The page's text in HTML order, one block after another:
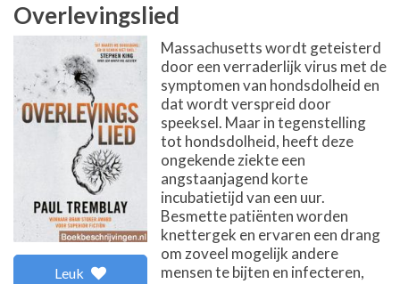
Overlevingslied
Leuk
Massachusetts wordt geteisterd
door een verraderlijk virus met de
symptomen van hondsdolheid en
dat wordt verspreid door
speeksel. Maar in tegenstelling
tot hondsdolheid, heeft deze
ongekende ziekte een
angstaanjagend korte
incubatietijd van een uur.
Besmette patiënten worden
knettergek en ervaren een drang
om zoveel mogelijk andere
mensen te bijten en infecteren,